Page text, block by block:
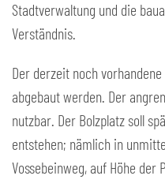
Stadtverwaltung und die
Verständnis.
Der derzeit noch
abgebaut werden. Der
nutzbar. Der Bolzplatz soll
entstehen; nämlich in
Vossebeinweg, auf Höhe